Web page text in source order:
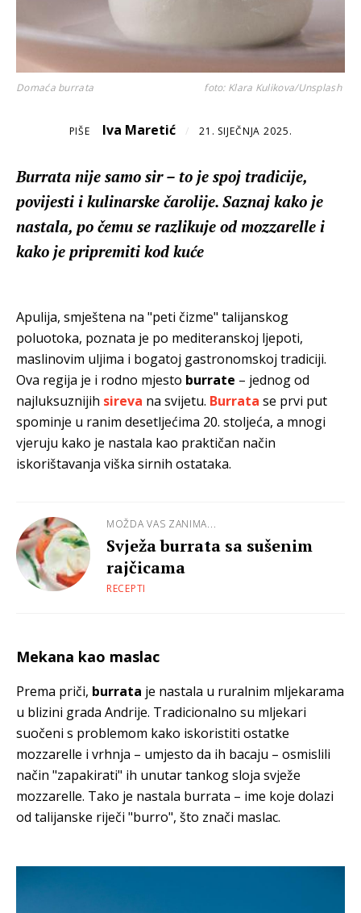
Domaća burrata foto: Klara Kulikova/Unsplash
PIŠE Iva Maretić / 21. SIJEČNJA 2025.
Burrata nije samo sir – to je spoj tradicije,
povijesti i kulinarske čarolije. Saznaj kako je
nastala, po čemu se razlikuje od mozzarelle i
kako je pripremiti kod kuće
Apulija, smještena na "peti čizme" talijanskog
poluotoka, poznata je po mediteranskoj ljepoti,
maslinovim uljima i bogatoj gastronomskoj tradiciji.
Ova regija je i rodno mjesto burrate – jednog od
najluksuznijih sireva na svijetu. Burrata se prvi put
spominje u ranim desetljećima 20. stoljeća, a mnogi
vjeruju kako je nastala kao praktičan način
iskorištavanja viška sirnih ostataka.
MOŽDA VAS ZANIMA...
Svježa burrata sa sušenim
rajčicama
RECEPTI
Mekana kao maslac
Prema priči, burrata je nastala u ruralnim mljekarama
u blizini grada Andrije. Tradicionalno su mljekari
suočeni s problemom kako iskoristiti ostatke
mozzarelle i vrhnja – umjesto da ih bacaju – osmislili
način "zapakirati" ih unutar tankog sloja svježe
mozzarelle. Tako je nastala burrata – ime koje dolazi
od talijanske riječi "burro", što znači maslac.